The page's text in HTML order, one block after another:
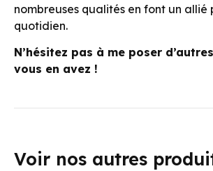
nombreuses qualités en font un allié
quotidien.
N’hésitez pas à me poser
vous en avez !
Voir nos autres